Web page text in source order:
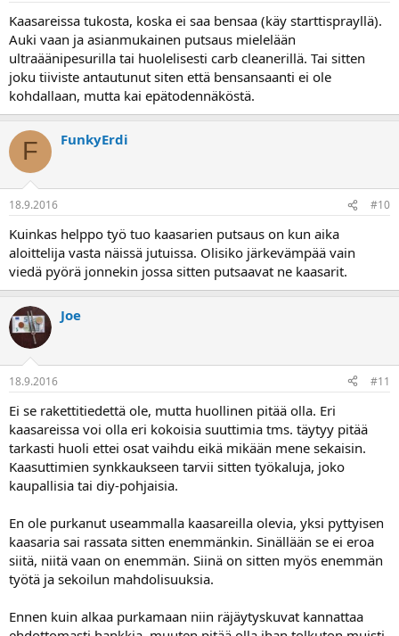
Kaasareissa tukosta, koska ei saa bensaa (käy starttisprayllä).
Auki vaan ja asianmukainen putsaus mielelään
ultraäänipesurilla tai huolelisesti carb cleanerillä. Tai sitten
joku tiiviste antautunut siten että bensansaanti ei ole
kohdallaan, mutta kai epätodennäköstä.
F FunkyErdi
18.9.2016 #10
Kuinkas helppo työ tuo kaasarien putsaus on kun aika
aloittelija vasta näissä jutuissa. Olisiko järkevämpää vain
viedä pyörä jonnekin jossa sitten putsaavat ne kaasarit.
Joe
18.9.2016 #11
Ei se rakettitiedettä ole, mutta huollinen pitää olla. Eri
kaasareissa voi olla eri kokoisia suuttimia tms. täytyy pitää
tarkasti huoli ettei osat vaihdu eikä mikään mene sekaisin.
Kaasuttimien synkkaukseen tarvii sitten työkaluja, joko
kaupallisia tai diy-pohjaisia.
En ole purkanut useammalla kaasareilla olevia, yksi pyttyisen
kaasaria sai rassata sitten enemmänkin. Sinällään se ei eroa
siitä, niitä vaan on enemmän. Siinä on sitten myös enemmän
työtä ja sekoilun mahdolisuuksia.
Ennen kuin alkaa purkamaan niin räjäytyskuvat kannattaa